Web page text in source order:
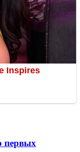
первых